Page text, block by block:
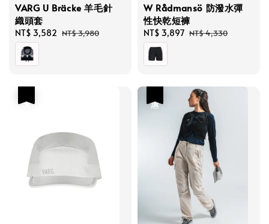
VARG U Bräcke 羊毛針
織頭套
Sale
price
NT$ 3,582 Regular
NT$ 3,980
W Rådmansö 防潑水彈
性快乾短褲
Sale
price
NT$ 3,897 Regular
NT$ 4,330